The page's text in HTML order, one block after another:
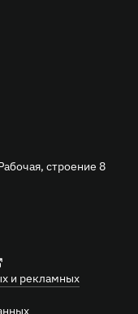
строение 8
и рекламных